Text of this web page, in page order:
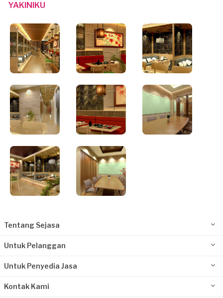
YAKINIKU
Tentang Sejasa
Untuk Pelanggan
Untuk Penyedia Jasa
Kontak Kami